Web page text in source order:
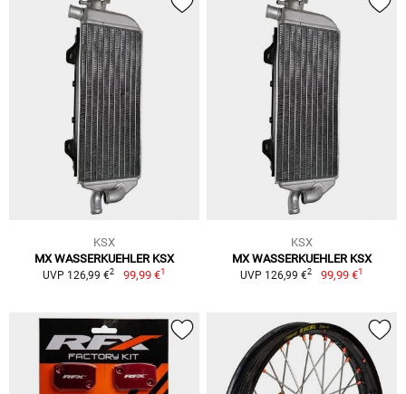
KSX
MX WASSERKUEHLER KSX
UVP 126,99 €2 99,99 €1
KSX
MX WASSERKUEHLER KSX
UVP 126,99 €2 99,99 €1